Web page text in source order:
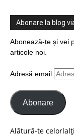
Abonare la blog
Abonează-te și vei
articole noi.
Adresă email
Abonare
Alătură-te